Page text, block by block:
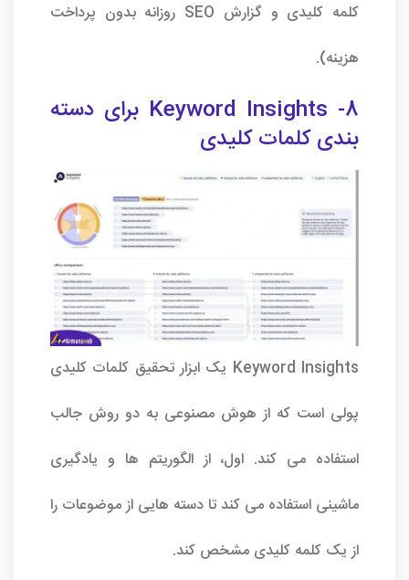
کلمه کلیدی و گزارش SEO روزانه بدون پرداخت
هزینه).
8- Keyword Insights برای دسته
بندی کلمات کلیدی
Keyword Insights یک ابزار تحقیق کلمات کلیدی
پولی است که از هوش مصنوعی به دو روش جالب
استفاده می کند. اول، از الگوریتم ها و یادگیری
ماشینی استفاده می کند تا دسته هایی از موضوعات را
از یک کلمه کلیدی مشخص کند.